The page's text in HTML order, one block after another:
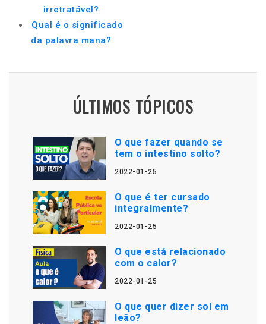
irretratável?
Qual é o significado
da palavra mana?
ÚLTIMOS TÓPICOS
O que fazer quando se
tem o intestino solto?
2022-01-25
O que é ter cursado
integralmente?
2022-01-25
O que está relacionado
com o calor?
2022-01-25
O que quer dizer sol em
leão?